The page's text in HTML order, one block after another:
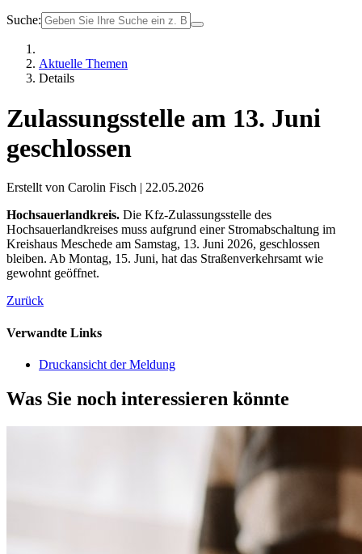
Suche:
Aktuelle Themen
Details
Zulassungsstelle am 13. Juni
geschlossen
Erstellt von Carolin Fisch | 22.05.2026
Hochsauerlandkreis. Die Kfz-Zulassungsstelle des
Hochsauerlandkreises muss aufgrund einer Stromabschaltung im
Kreishaus Meschede am Samstag, 13. Juni 2026, geschlossen
bleiben. Ab Montag, 15. Juni, hat das Straßenverkehrsamt wie
gewohnt geöffnet.
Zurück
Verwandte Links
Druckansicht der Meldung
Was Sie noch interessieren könnte